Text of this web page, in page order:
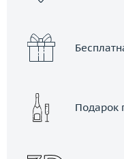
Подарок